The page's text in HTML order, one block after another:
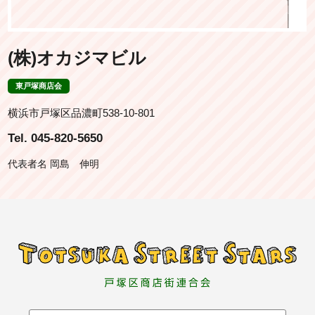
(株)オカジマビル
東戸塚商店会
横浜市戸塚区品濃町538-10-801
Tel. 045-820-5650
代表者名 岡島 伸明